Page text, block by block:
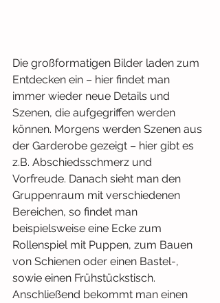
Die großformatigen Bilder laden zum
Entdecken ein – hier findet man
immer wieder neue Details und
Szenen, die aufgegriffen werden
können. Morgens werden Szenen aus
der Garderobe gezeigt – hier gibt es
z.B. Abschiedsschmerz und
Vorfreude. Danach sieht man den
Gruppenraum mit verschiedenen
Bereichen, so findet man
beispielsweise eine Ecke zum
Rollenspiel mit Puppen, zum Bauen
von Schienen oder einen Bastel-,
sowie einen Frühstückstisch.
Anschließend bekommt man einen